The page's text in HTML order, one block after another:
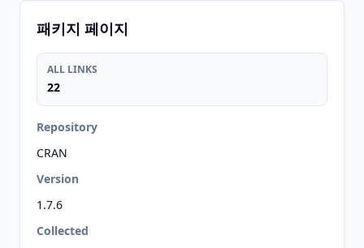
패키지 페이지
ALL LINKS
22
Repository
CRAN
Version
1.7.6
Collected